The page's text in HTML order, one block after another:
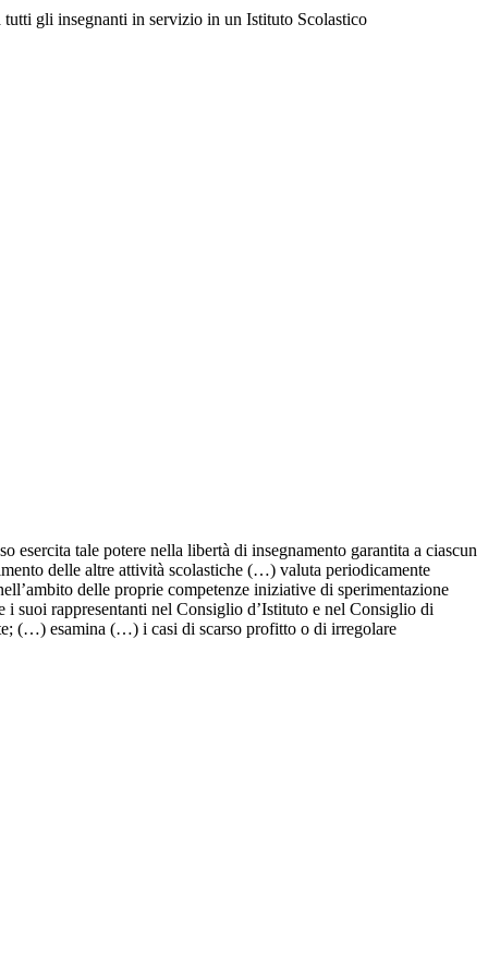
gli insegnanti in servizio in un Istituto Scolastico
tale potere nella libertà di insegnamento garantita a ciascun
delle altre attività scolastiche (…) valuta periodicamente
delle proprie competenze iniziative di sperimentazione
rappresentanti nel Consiglio d’Istituto e nel Consiglio di
(…) esamina (…) i casi di scarso profitto o di irregolare